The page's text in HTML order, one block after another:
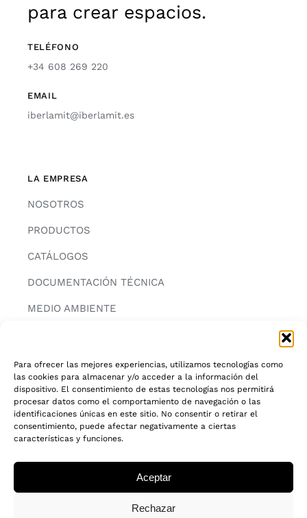
Para ofrecer las mejores experiencias, utilizamos tecnologías como
las cookies para almacenar y/o acceder a la información del
dispositivo. El consentimiento de estas tecnologías nos permitirá
procesar datos como el comportamiento de navegación o las
identificaciones únicas en este sitio. No consentir o retirar el
consentimiento, puede afectar negativamente a ciertas
características y funciones.
Aceptar
Rechazar
para crear espacios.
TELÉFONO
+34 608 269 220
EMAIL
iberlamit@iberlamit.es
LA EMPRESA
NOSOTROS
PRODUCTOS
CATÁLOGOS
DOCUMENTACIÓN TÉCNICA
MEDIO AMBIENTE
INFORMACIÓN
AVISO LEGAL
POLITICA DE PRIVACIDAD
CADENA DE CUSTODIA FSC®